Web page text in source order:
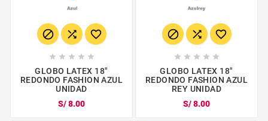
  
    
GLOBO LATEX 18"
REDONDO FASHION AZUL
UNIDAD
S/ 8.00
  
    
GLOBO LATEX 18"
REDONDO FASHION AZUL
REY UNIDAD
S/ 8.00